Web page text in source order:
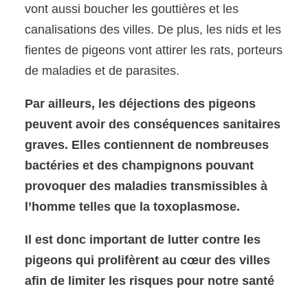
vont aussi boucher les gouttières et les
canalisations des villes. De plus, les nids et les
fientes de pigeons vont attirer les rats, porteurs
de maladies et de parasites.
Par ailleurs, les déjections des pigeons
peuvent avoir des conséquences sanitaires
graves. Elles contiennent de nombreuses
bactéries et des champignons pouvant
provoquer des maladies transmissibles à
l’homme telles que la toxoplasmose.
Il est donc important de lutter contre les
pigeons qui prolifèrent au cœur des villes
afin de limiter les risques pour notre santé